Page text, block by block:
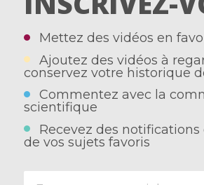
Mettez des vidéos en
Ajoutez des vidéos à
conservez votre historique
Commentez avec la
scientifique
Recevez des
de vos sujets favoris